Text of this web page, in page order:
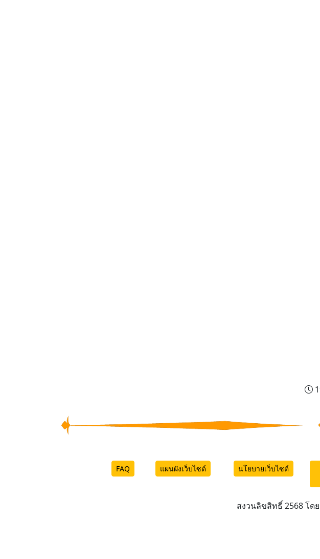
FAQ แผนผังเว็บไซต์ นโยบายเว็บไซต์
สงวนลิขสิทธิ์ 2568 โด